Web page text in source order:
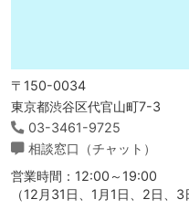
〒150-0034
東京都渋谷区代官山町7-3
03-3461-9725
相談窓口（チャット）
営業時間：12:00～19:00
（12月31日、1月1日、2日、3